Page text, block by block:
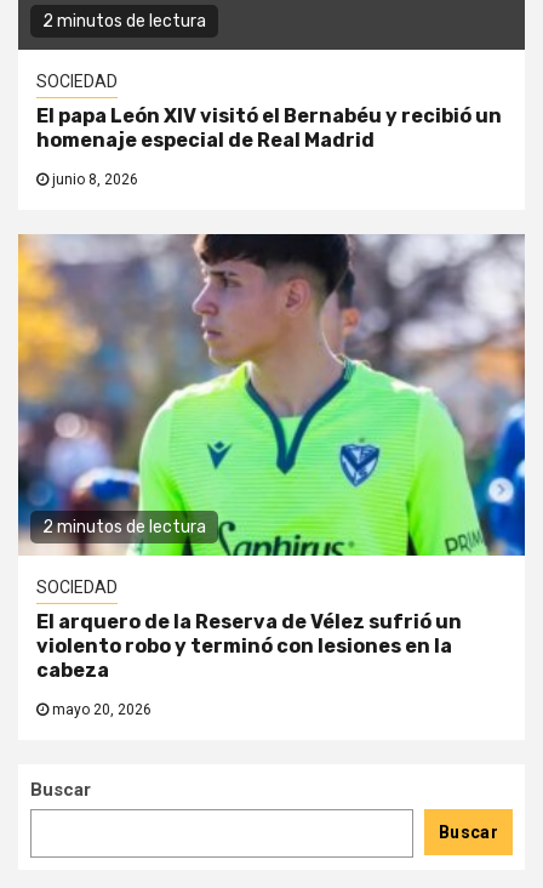
2 minutos de lectura
SOCIEDAD
El papa León XIV visitó el Bernabéu y recibió un
homenaje especial de Real Madrid
junio 8, 2026
2 minutos de lectura
SOCIEDAD
El arquero de la Reserva de Vélez sufrió un
violento robo y terminó con lesiones en la
cabeza
mayo 20, 2026
Buscar
Buscar